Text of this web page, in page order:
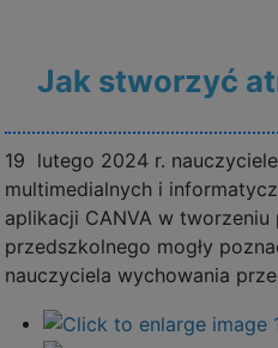
Jak stworzyć
19 lutego 2024 r.
multimedialnych i
aplikacji CANVA w
przedszkolnego mogły
nauczyciela wychowania